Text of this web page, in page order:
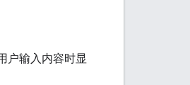
户输入内容时显